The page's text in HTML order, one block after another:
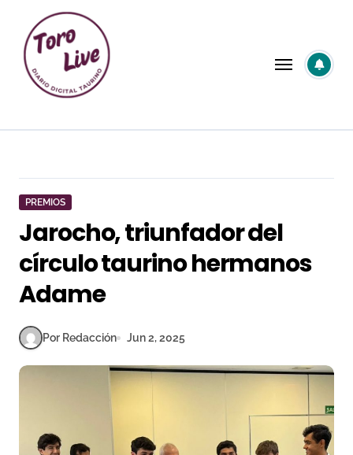
contenido
PREMIOS
Jarocho, triunfador del
círculo taurino hermanos
Adame
Por Redacción Jun 2, 2025